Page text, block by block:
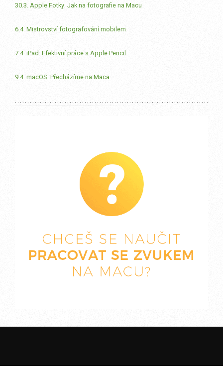
30.3. Apple Fotky: Jak na fotografie na Macu
6.4. Mistrovství fotografování mobilem
7.4. iPad: Efektivní práce s Apple Pencil
9.4. macOS: Přecházíme na Maca